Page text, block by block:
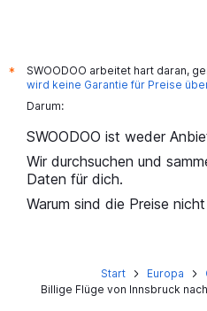
*
SWOODOO arbeitet hart daran,
wird keine Garantie für Preise
Darum:
SWOODOO ist weder
Wir durchsuchen und
Daten für dich.
Warum sind die Preise
Start Europa
Billige Flüge von Innsbruck